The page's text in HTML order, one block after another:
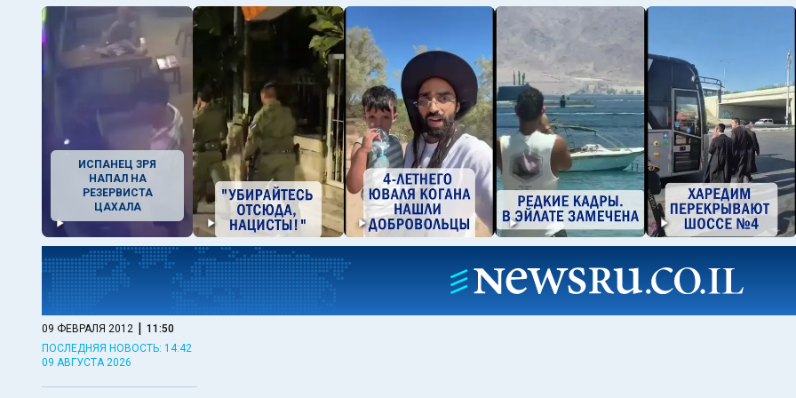
ИСПАНЕЦ ЗРЯ
НАПАЛ НА
РЕЗЕРВИСТА
ЦАХАЛА
09 ФЕВРАЛЯ 2012 | 11:50
ПОСЛЕДНЯЯ НОВОСТЬ: 14:42
09 АВГУСТА 2026